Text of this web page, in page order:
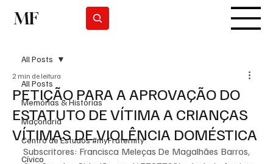
MF
All Posts
Memórias & Histórias
Maçonaria
Centro de Estudos #myFraternity
Cívico
All Posts
PETIÇÃO PARA A APROVAÇÃO DO
ESTATUTO DE VÍTIMA A CRIANÇAS
VÍTIMAS DE VIOLÊNCIA DOMÉSTICA
2 min de leitura
Subscritores: Francisca Meleças De Magalhães Barros,